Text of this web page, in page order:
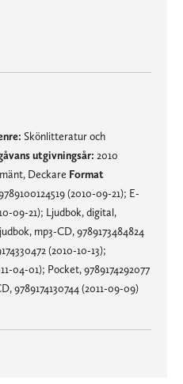
Skönlitteratur och
utgivningsår: 2010
Deckare Format
(2010-09-21); E-
09-21); Ljudbok, digital,
mp3-CD, 9789173484824
(2010-10-13);
04-01); Pocket, 9789174292077
9789174130744 (2011-09-09)